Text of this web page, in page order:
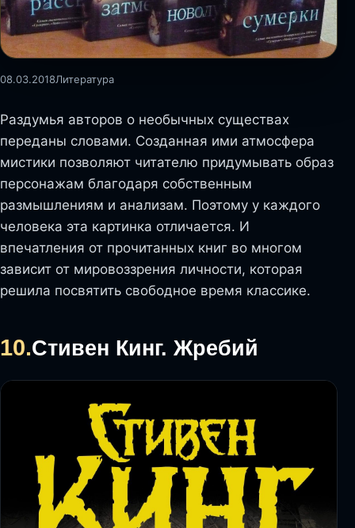
08.03.2018Литература
Раздумья авторов о необычных существах
переданы словами. Созданная ими атмосфера
мистики позволяют читателю придумывать образ
персонажам благодаря собственным
размышлениям и анализам. Поэтому у каждого
человека эта картинка отличается. И
впечатления от прочитанных книг во многом
зависит от мировоззрения личности, которая
решила посвятить свободное время классике.
10.Стивен Кинг. Жребий